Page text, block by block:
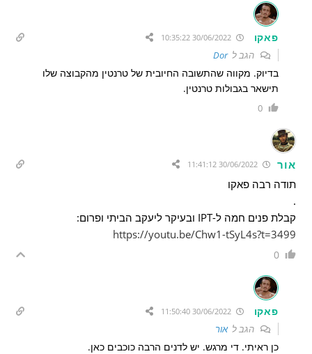
פאקו 30/06/2022 10:35:22
הגב לDor
בדיוק. מקווה שהתשובה החיובית של טרנטין מהקבוצה שלו
תישאר בגבולות טרנטין.
0
אור
תודה רבה פאקו
.
קבלת פנים חמה ל-IPT ובעיקר ליעקב הביתי ופרום:
https://youtu.be/Chw1-tSyL4s?t=3499
0
פאקו 30/06/2022 11:50:40
הגב לאור
כן ראיתי. די מרגש. יש לדנים הרבה כוכבים כאן.